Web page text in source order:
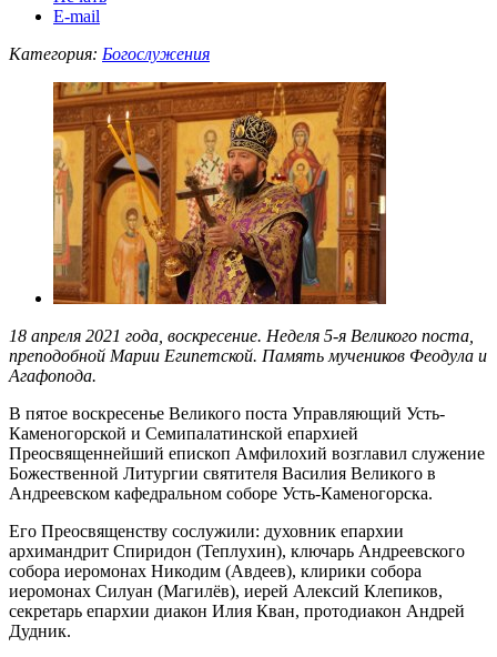
E-mail
Категория: Богослужения
18 апреля 2021 года, воскресение. Неделя 5-я Великого поста,
преподобной Марии Египетской. Память мучеников Феодула и
Агафопода.
В пятое воскресенье Великого поста Управляющий Усть-
Каменогорской и Семипалатинской епархией
Преосвященнейший епископ Амфилохий возглавил служение
Божественной Литургии святителя Василия Великого в
Андреевском кафедральном соборе Усть-Каменогорска.
Его Преосвященству сослужили: духовник епархии
архимандрит Спиридон (Теплухин), ключарь Андреевского
собора иеромонах Никодим (Авдеев), клирики собора
иеромонах Силуан (Магилёв), иерей Алексий Клепиков,
секретарь епархии диакон Илия Кван, протодиакон Андрей
Дудник.